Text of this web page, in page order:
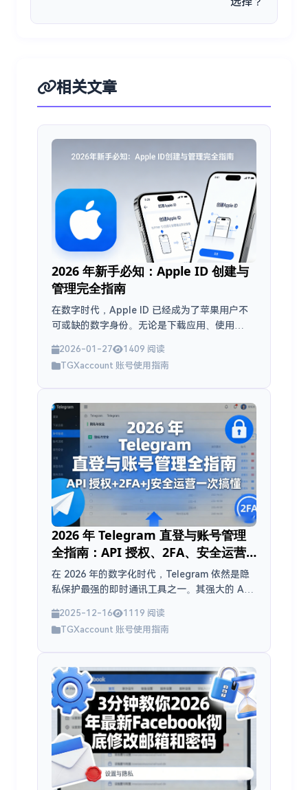
相关文章
2026 年新手必知：Apple ID 创建与
管理完全指南
在数字时代，Apple ID 已经成为了苹果用户不
可或缺的数字身份。无论是下载应用、使用
Apple TV等订阅服务，都离不开这个账号。对
于 2026...
2026-01-27
1409 阅读
TGXaccount 账号使用指南
2026 年 Telegram 直登与账号管理
全指南：API 授权、2FA、安全运营
一次搞懂
在 2026 年的数字化时代，Telegram 依然是隐
私保护最强的即时通讯工具之一。其强大的 API
道管理和营销系统中。 要高效使用 Telegram...
2025-12-16
1119 阅读
TGXaccount 账号使用指南